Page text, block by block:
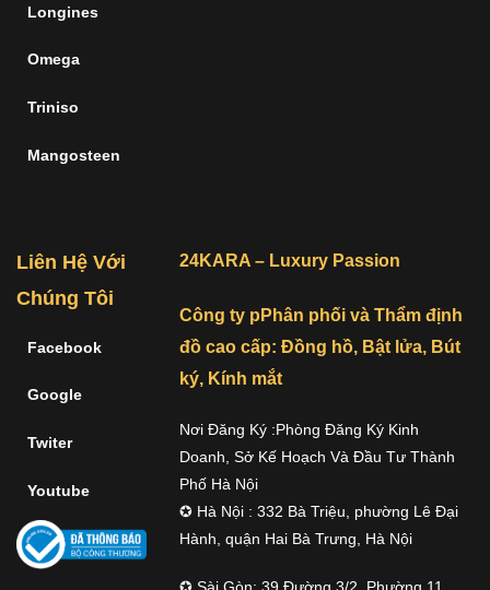
Longines
Omega
Triniso
Mangosteen
Liên Hệ Với
Chúng Tôi
Facebook
Google
Twiter
Youtube
24KARA – Luxury Passion
Công ty pPhân phối và Thẩm định
đồ cao cấp: Đồng hồ, Bật lửa, Bút
ký, Kính mắt
Nơi Đăng Ký :Phòng Đăng Ký Kinh
Doanh, Sở Kế Hoạch Và Đầu Tư Thành
Phố Hà Nội
✪ Hà Nội : 332 Bà Triệu, phường Lê Đại
Hành, quận Hai Bà Trưng, Hà Nội
✪ Sài Gòn: 39 Đường 3/2, Phường 11,